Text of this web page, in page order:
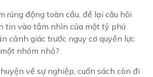
rúng động toàn cầu, để lại câu hỏi
tin vào tầm nhìn của một tỷ phú
cảnh giác trước nguy cơ quyền lực
nhóm nhỏ?
về sự nghiệp, cuốn sách còn đi